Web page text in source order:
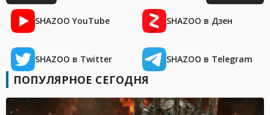
SHAZOO YouTube SHAZOO в Дзен
SHAZOO в Twitter SHAZOO в Telegram
ПОПУЛЯРНОЕ СЕГОДНЯ